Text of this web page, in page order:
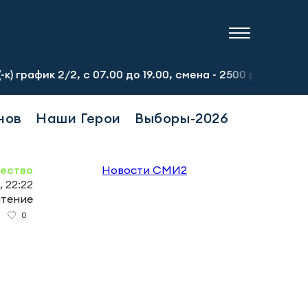
2, с 07.00 до 19.00, смена - 2500 рублей. Пр-т
Наши Герои Выборы-2026
22:22
0
Новости СМИ2